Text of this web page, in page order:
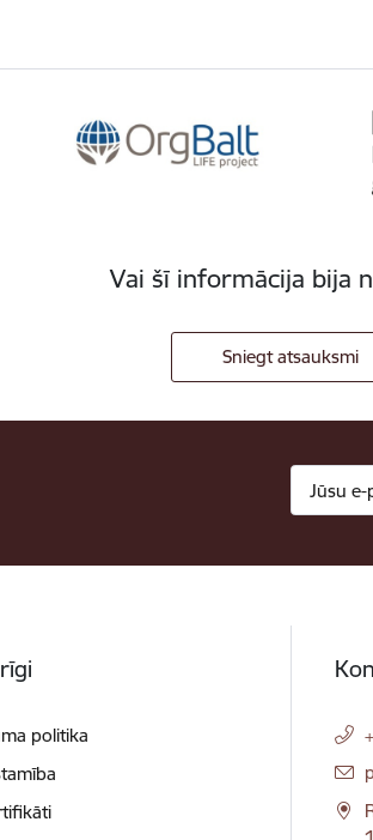
Vai šī informācija bija
Sniegt atsauksmi
politika